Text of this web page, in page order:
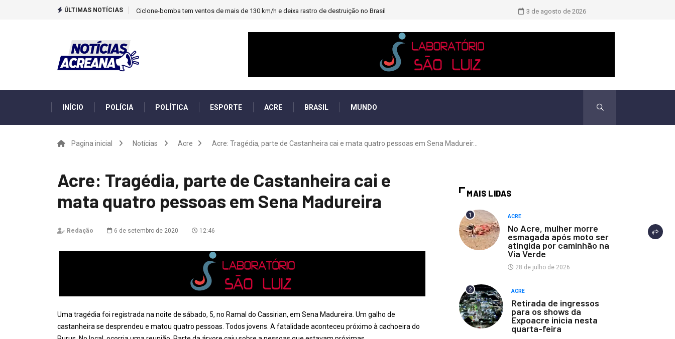
ÚLTIMAS NOTÍCIAS Ciclone-bomba tem ventos de mais de 130 km/h e deixa rastro de destruição no Brasil TCU identificou desvios de dinheiro
3 de agosto de 2026
INÍCIO POLÍCIA POLÍTICA ESPORTE ACRE BRASIL MUNDO
Pagina inicial Notícias Acre Acre: Tragédia, parte de Castanheira cai e mata quatro pessoas em Sena Madureir...
Acre: Tragédia, parte de Castanheira cai e
mata quatro pessoas em Sena Madureira
Redação 6 de setembro de 2020 12:46
Uma tragédia foi registrada na noite de sábado, 5, no Ramal do Cassirian, em Sena Madureira. Um galho de
castanheira se desprendeu e matou quatro pessoas. Todos jovens. A fatalidade aconteceu próximo à cachoeira do
MAIS LIDAS
1 ACRE
No Acre, mulher morre
esmagada após moto ser
atingida por caminhão na
Via Verde
28 de julho de 2026
2 ACRE
Retirada de ingressos
para os shows da
Expoacre inicia nesta
quarta-feira